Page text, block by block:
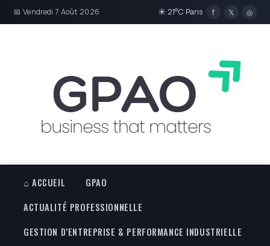
📅 Vendredi 7 Août 2026 ☀ 21°C Paris f 𝕏 ◎
⌂ ACCUEIL
GPAO
ACTUALITÉ PROFESSIONNELLE
GESTION D’ENTREPRISE & PERFORMANCE INDUSTRIELLE